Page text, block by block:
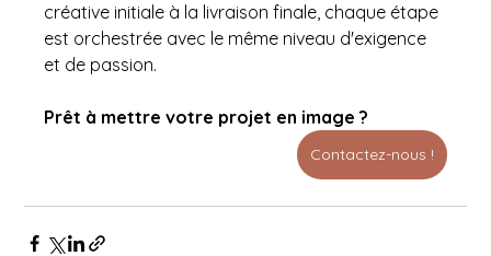
créative initiale à la livraison finale, chaque étape
est orchestrée avec le même niveau d'exigence
et de passion.
Prêt à mettre votre projet en image ?
Contactez-nous !